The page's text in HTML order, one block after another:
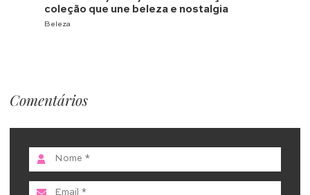
coleção que une beleza e nostalgia
Beleza
Comentários